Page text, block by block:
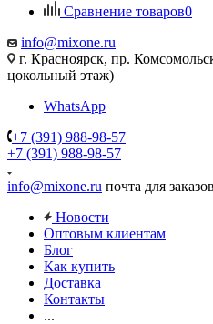
Сравнение товаров0
info@mixone.ru
г. Красноярск, пр.
цокольный этаж)
WhatsApp
+7 (391) 988-98-57
+7 (391) 988-98-57
info@mixone.ru почта для заказов
Новости
Оптовым клиентам
Блог
Как купить
Доставка
Контакты
...